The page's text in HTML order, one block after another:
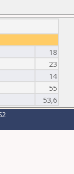
18
23
14
55
53,6